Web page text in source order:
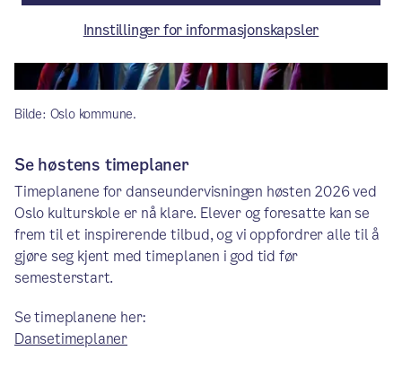
Bilde: Oslo kommune.
Se høstens timeplaner
Timeplanene for danseundervisningen høsten 2026 ved
Oslo kulturskole er nå klare. Elever og foresatte kan se
frem til et inspirerende tilbud, og vi oppfordrer alle til å
gjøre seg kjent med timeplanen i god tid før
semesterstart.
Se timeplanene her:
Dansetimeplaner
Innstillinger for informasjonskapsler